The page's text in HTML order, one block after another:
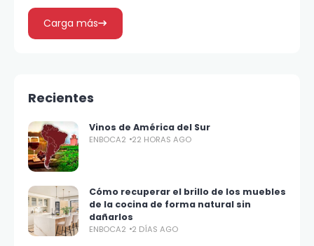
Carga más
Recientes
Vinos de América del Sur
ENBOCA2 22 HORAS AGO
Cómo recuperar el brillo de los muebles
de la cocina de forma natural sin
dañarlos
ENBOCA2 2 DÍAS AGO